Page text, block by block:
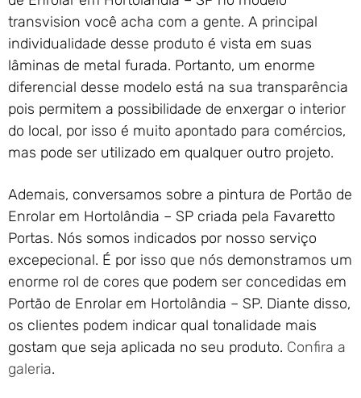
transvision você acha com a gente. A principal
individualidade desse produto é vista em suas
lâminas de metal furada. Portanto, um enorme
diferencial desse modelo está na sua transparência
pois permitem a possibilidade de enxergar o interior
do local, por isso é muito apontado para comércios,
mas pode ser utilizado em qualquer outro projeto.
Ademais, conversamos sobre a pintura de Portão de
Enrolar em Hortolândia – SP criada pela Favaretto
Portas. Nós somos indicados por nosso serviço
excepecional. É por isso que nós demonstramos um
enorme rol de cores que podem ser concedidas em
Portão de Enrolar em Hortolândia – SP. Diante disso,
os clientes podem indicar qual tonalidade mais
gostam que seja aplicada no seu produto. Confira a
galeria.